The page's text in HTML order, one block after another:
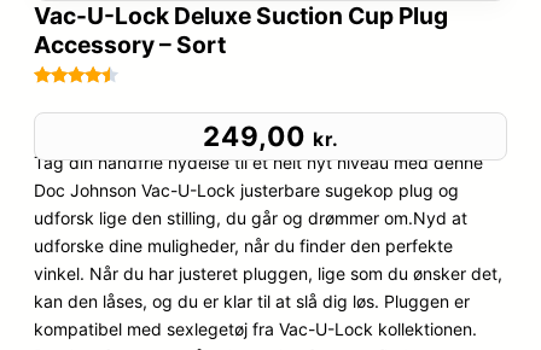
Vac-U-Lock Deluxe Suction Cup Plug
Accessory – Sort
som
baseret
på
kundebedø
mmelser
249,00 kr.
Tag din håndfrie nydelse til et helt nyt niveau med denne
Doc Johnson Vac-U-Lock justerbare sugekop plug og
udforsk lige den stilling, du går og drømmer om.Nyd at
udforske dine muligheder, når du finder den perfekte
vinkel. Når du har justeret pluggen, lige som du ønsker det,
kan den låses, og du er klar til at slå dig løs. Pluggen er
kompatibel med sexlegetøj fra Vac-U-Lock kollektionen.